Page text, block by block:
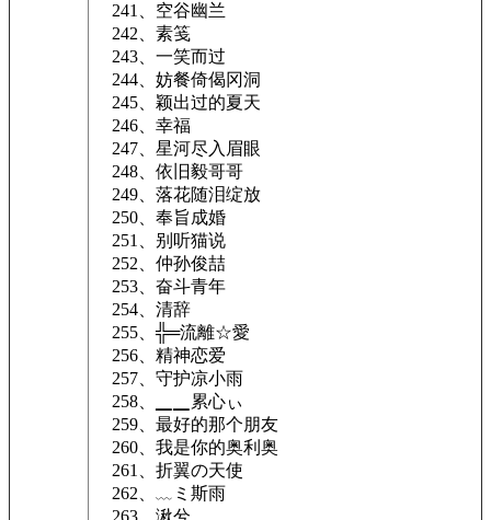
241、空谷幽兰
242、素笺
243、一笑而过
244、妨餐倚偈冈洞
245、颖出过的夏天
246、幸福
247、星河尽入眉眼
248、依旧毅哥哥
249、落花随泪绽放
250、奉旨成婚
251、别听猫说
252、仲孙俊喆
253、奋斗青年
254、清辞
255、╬═流離☆愛
256、精神恋爱
257、守护凉小雨
258、▁▁累心ぃ
259、最好的那个朋友
260、我是你的奥利奥
261、折翼の天使
262、﹏ミ斯雨
263、湫兮